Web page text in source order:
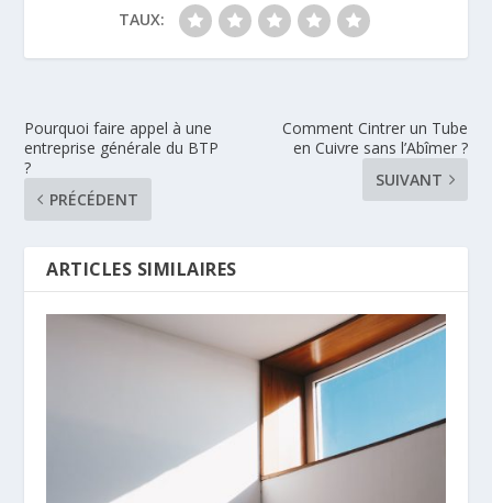
TAUX:
Pourquoi faire appel à une
entreprise générale du BTP
?
PRÉCÉDENT
Comment Cintrer un Tube
en Cuivre sans l’Abîmer ?
SUIVANT
ARTICLES SIMILAIRES